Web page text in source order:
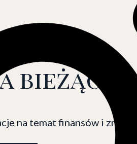
bieżąco
na temat finansów i zmian w